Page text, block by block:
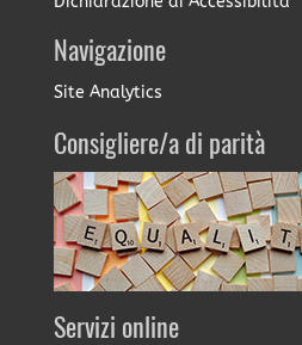
Navigazione
Site Analytics
Consigliere/a di parità
Servizi online